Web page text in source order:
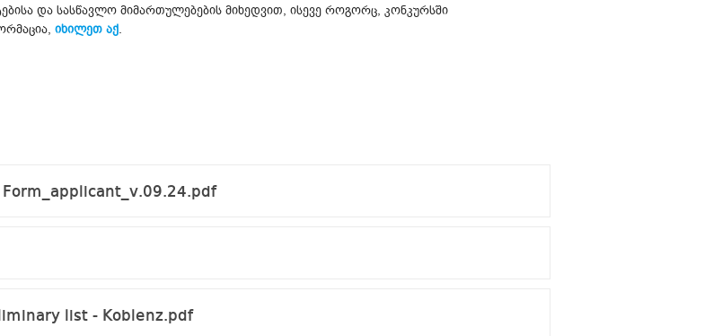
და სასწავლო მიმართულებების მიხედვით, ისევე როგორც, კონკურსში
იხილეთ აქ.
list - Koblenz.pdf